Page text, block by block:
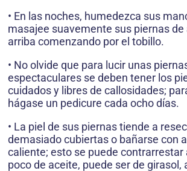
• En las noches, humedezca sus
masajee suavemente sus piernas de
arriba comenzando por el tobillo.
• No olvide que para lucir unas
espectaculares se deben tener los
cuidados y libres de callosidades;
hágase un pedicure cada ocho días.
• La piel de sus piernas tiende a
demasiado cubiertas o bañarse con
caliente; esto se puede contrarrestar
poco de aceite, puede ser de girasol,